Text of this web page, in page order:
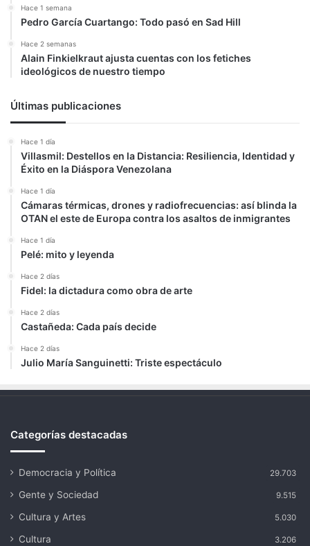
Hace 1 semana
Pedro García Cuartango: Todo pasó en Sad Hill
Hace 2 semanas
Alain Finkielkraut ajusta cuentas con los fetiches
ideológicos de nuestro tiempo
Últimas publicaciones
Hace 1 día
Villasmil: Destellos en la Distancia: Resiliencia, Identidad y
Éxito en la Diáspora Venezolana
Hace 1 día
Cámaras térmicas, drones y radiofrecuencias: así blinda la
OTAN el este de Europa contra los asaltos de inmigrantes
Hace 1 día
Pelé: mito y leyenda
Hace 2 días
Fidel: la dictadura como obra de arte
Hace 2 días
Castañeda: Cada país decide
Hace 2 días
Julio María Sanguinetti: Triste espectáculo
Categorías destacadas
Democracia y Política 29.703
Gente y Sociedad 9.515
Cultura y Artes 5.030
Cultura 3.206